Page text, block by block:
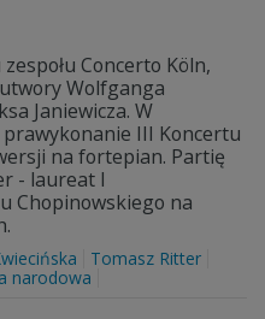
Concerto Köln,
Wolfganga
Janiewicza. W
III Koncertu
na fortepian. Partię
- laureat I
Chopinowskiego na
Tomasz Ritter
narodowa